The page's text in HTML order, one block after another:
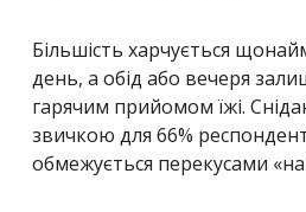
Більшість харчується
день, а обід або вечеря
гарячим прийомом їжі.
звичкою для 66%
обмежується перекусами «на